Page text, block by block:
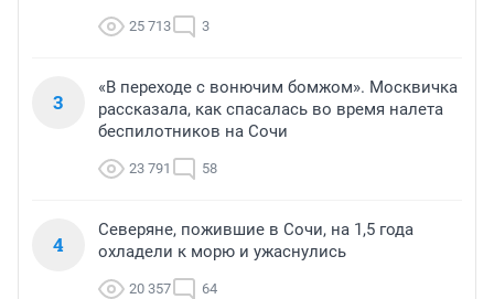
25 713 3
3
«В переходе с вонючим бомжом». Москвичка
рассказала, как спасалась во время налета
беспилотников на Сочи
23 791 58
4
Северяне, пожившие в Сочи, на 1,5 года
охладели к морю и ужаснулись
20 357 64